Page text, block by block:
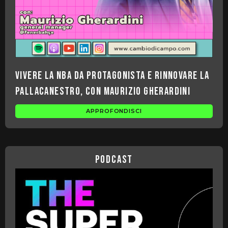
Vivere la NBA da protagonista e rinnovare la
pallacanestro, con Maurizio Gherardini
APPROFONDISCI
podcast